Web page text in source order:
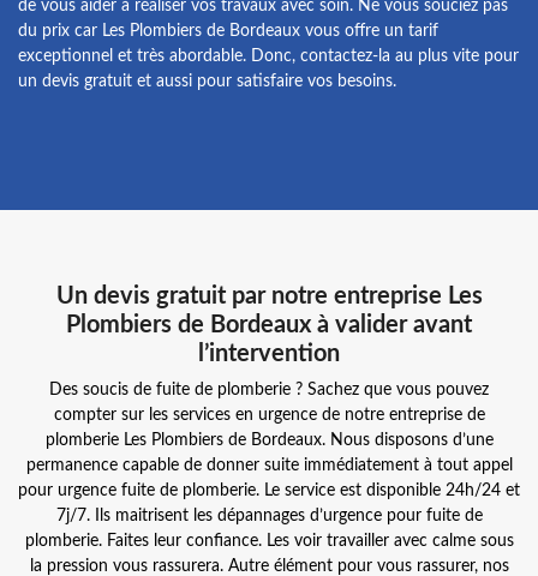
de vous aider à réaliser vos travaux avec soin. Ne vous souciez pas
du prix car Les Plombiers de Bordeaux vous offre un tarif
exceptionnel et très abordable. Donc, contactez-la au plus vite pour
un devis gratuit et aussi pour satisfaire vos besoins.
Un devis gratuit par notre entreprise Les
Plombiers de Bordeaux à valider avant
l’intervention
Des soucis de fuite de plomberie ? Sachez que vous pouvez
compter sur les services en urgence de notre entreprise de
plomberie Les Plombiers de Bordeaux. Nous disposons d’une
permanence capable de donner suite immédiatement à tout appel
pour urgence fuite de plomberie. Le service est disponible 24h/24 et
7j/7. Ils maitrisent les dépannages d’urgence pour fuite de
plomberie. Faites leur confiance. Les voir travailler avec calme sous
la pression vous rassurera. Autre élément pour vous rassurer, nos